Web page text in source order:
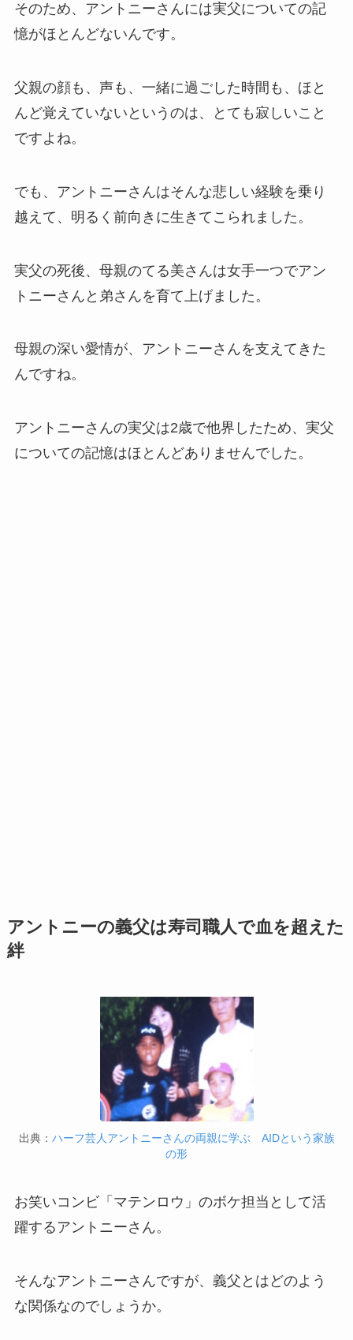
そのため、アントニーさんには実父についての記
憶がほとんどないんです。
父親の顔も、声も、一緒に過ごした時間も、ほと
んど覚えていないというのは、とても寂しいこと
ですよね。
でも、アントニーさんはそんな悲しい経験を乗り
越えて、明るく前向きに生きてこられました。
実父の死後、母親のてる美さんは女手一つでアン
トニーさんと弟さんを育て上げました。
母親の深い愛情が、アントニーさんを支えてきた
んですね。
アントニーさんの実父は2歳で他界したため、実父
についての記憶はほとんどありませんでした。
アントニーの義父は寿司職人で血を超えた
絆
出典： ハーフ芸人アントニーさんの両親に学ぶ AIDという家族
の形
お笑いコンビ「マテンロウ」のボケ担当として活
躍するアントニーさん。
そんなアントニーさんですが、義父とはどのよう
な関係なのでしょうか。